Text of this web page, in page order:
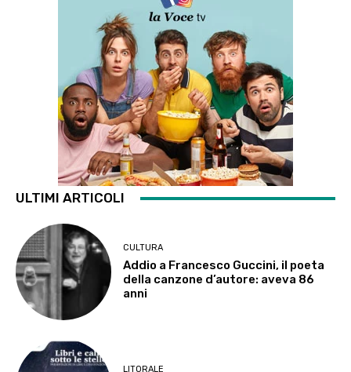
ULTIMI ARTICOLI
CULTURA
Addio a Francesco Guccini, il poeta
della canzone d’autore: aveva 86
anni
LITORALE